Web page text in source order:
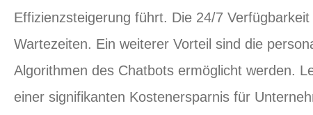
Effizienzsteigerung führt. Die 24/7
Wartezeiten. Ein weiterer Vorteil sind die
Algorithmen des Chatbots ermöglicht werden.
einer signifikanten Kostenersparnis für